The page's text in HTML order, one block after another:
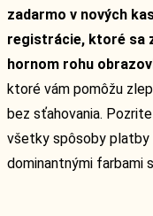
zadarmo v nových
registrácie, ktoré sa
hornom rohu
ktoré vám pomôžu
bez sťahovania.
všetky spôsoby platby
dominantnými farbami